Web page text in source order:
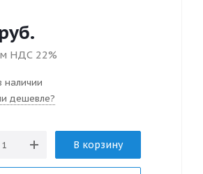
руб.
НДС 22%
наличии
дешевле?
В корзину